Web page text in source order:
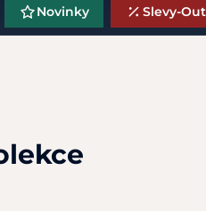
Novinky Slevy-